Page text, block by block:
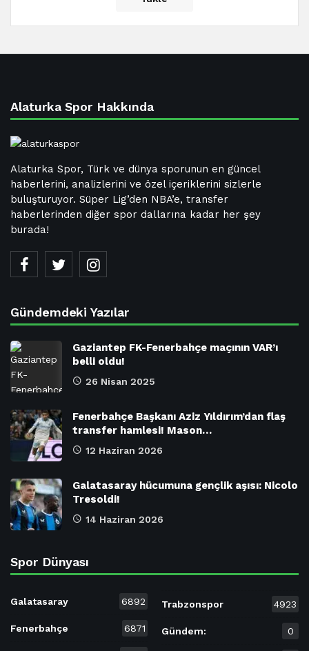
Alaturka Spor Hakkında
Alaturka Spor, Türk ve dünya sporunun en güncel
haberlerini, analizlerini ve özel içeriklerini sizlerle
buluşturuyor. Süper Lig’den NBA’e, transfer
haberlerinden diğer spor dallarına kadar her şey
burada!
Gündemdeki Yazılar
Gaziantep FK-Fenerbahçe maçının VAR’ı
belli oldu!
26 Nisan 2025
Fenerbahçe Başkanı Aziz Yıldırım’dan flaş
transfer hamlesi! Mason…
12 Haziran 2026
Galatasaray hücumuna gençlik aşısı: Nicolo
Tresoldi!
14 Haziran 2026
Spor Dünyası
Galatasaray 6892
Fenerbahçe 6871
Trabzonspor 4923
Gündem: 0